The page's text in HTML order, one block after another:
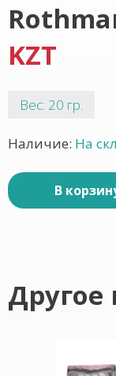
KZT
Вес: 20 гр.
Наличие: На
В
Другое